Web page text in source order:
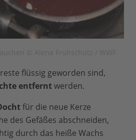
flüssig geworden sind,
entferntwerden.
für die neue Kerze
des Gefäßes abschneiden,
durch das heiße Wachs